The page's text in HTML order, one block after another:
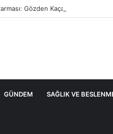
Gözden Kaçan Nedenler ve
GÜNDEM SAĞLIK VE